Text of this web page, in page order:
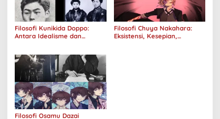
Filosofi Kunikida Doppo:
Antara Idealisme dan
Filosofi Chuya Nakahara:
Eksistensi, Kesepian,
Filosofi Osamu Dazai